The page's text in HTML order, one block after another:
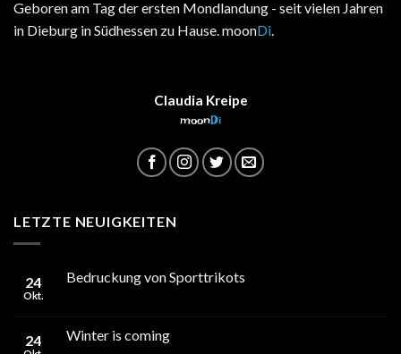
Geboren am Tag der ersten Mondlandung - seit vielen Jahren
in Dieburg in Südhessen zu Hause. moonDi.
Claudia Kreipe
moonDi
LETZTE NEUIGKEITEN
24
Okt.
Bedruckung von Sporttrikots
24 Winter is coming